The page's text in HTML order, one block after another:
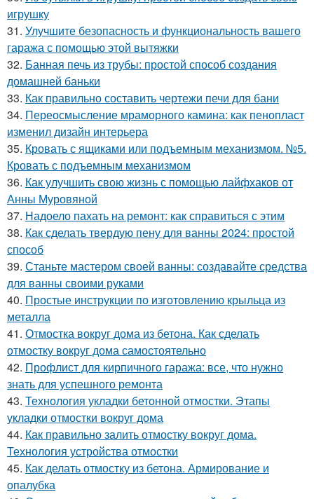
игрушку
31. Улучшите безопасность и функциональность вашего
гаража с помощью этой вытяжки
32. Банная печь из трубы: простой способ создания
домашней баньки
33. Как правильно составить чертежи печи для бани
34. Переосмысление мраморного камина: как пенопласт
изменил дизайн интерьера
35. Кровать с ящиками или подъемным механизмом. №5.
Кровать с подъемным механизмом
36. Как улучшить свою жизнь с помощью лайфхаков от
Анны Муровяной
37. Надоело пахать на ремонт: как справиться с этим
38. Как сделать твердую пену для ванны 2024: простой
способ
39. Станьте мастером своей ванны: создавайте средства
для ванны своими руками
40. Простые инструкции по изготовлению крыльца из
металла
41. Отмостка вокруг дома из бетона. Как сделать
отмостку вокруг дома самостоятельно
42. Профлист для кирпичного гаража: все, что нужно
знать для успешного ремонта
43. Технология укладки бетонной отмостки. Этапы
укладки отмостки вокруг дома
44. Как правильно залить отмостку вокруг дома.
Технология устройства отмостки
45. Как делать отмостку из бетона. Армирование и
опалубка